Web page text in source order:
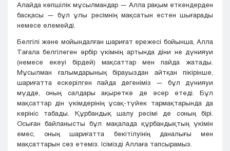
Алайда көпшілік мұсылмандар — Алла рақым еткендерден
басқасы — бұл ұлы рәсімнің мақсатын естен шығарады
немесе елемейді.
Белгілі және мойындалған шариғат ережесі бойынша, Алла
Тағала белгілеген әрбір үкімнің артында діни не дүнияуи
(немесе екеуі бірдей) мақсаттар мен пайда жатады.
Мұсылман ғалымдарының бірауыздан айтқан пікірінше,
шариғатта ескерілген пайда дегеніміз — бұл дүнияуи
мүдде, оның салдары ақыретке де әсер етеді. Бұл
мақсаттар дін үкімдерінің ұсақ-түйек тармақтарында да
көрініс табады. Құрбандық шалу рәсімі де соның бірі.
Осыған байланысты бұл мақалада құрбандықтың үкімін
емес, оның шариғатта бекітілуінің даналығы мен
мақсаттарын сөз етеміз. Ісімізді Аллаға тапсырамыз.